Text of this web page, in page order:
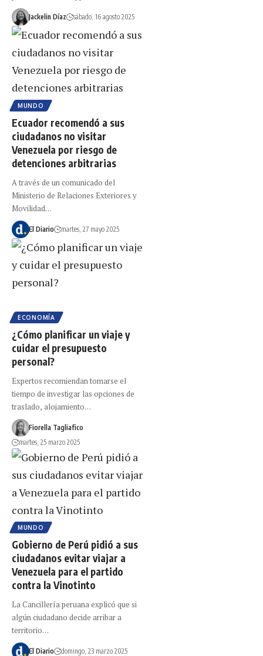
Jackelin Díaz sábado, 16 agosto 2025
MUNDO
Ecuador recomendó a sus
ciudadanos no visitar
Venezuela por riesgo de
detenciones arbitrarias
A través de un comunicado del
Ministerio de Relaciones Exteriores y
Movilidad…
El Diario martes, 27 mayo 2025
ECONOMÍA
¿Cómo planificar un viaje y
cuidar el presupuesto
personal?
Expertos recomiendan tomarse el
tiempo de investigar las opciones de
traslado, alojamiento…
Fiorella Tagliafico
martes, 25 marzo 2025
MUNDO
Gobierno de Perú pidió a sus
ciudadanos evitar viajar a
Venezuela para el partido
contra la Vinotinto
La Cancillería peruana explicó que si
algún ciudadano decide arribar a
territorio…
El Diario domingo, 23 marzo 2025